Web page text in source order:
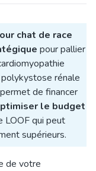
chat de race
pour pallier
rénale
de financer
le budget
LOOF qui peut
supérieurs.
de votre